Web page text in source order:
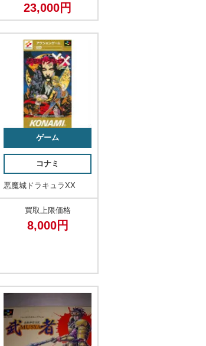
23,000円
ゲーム
コナミ
悪魔城ドラキュラXX
買取上限価格
8,000円